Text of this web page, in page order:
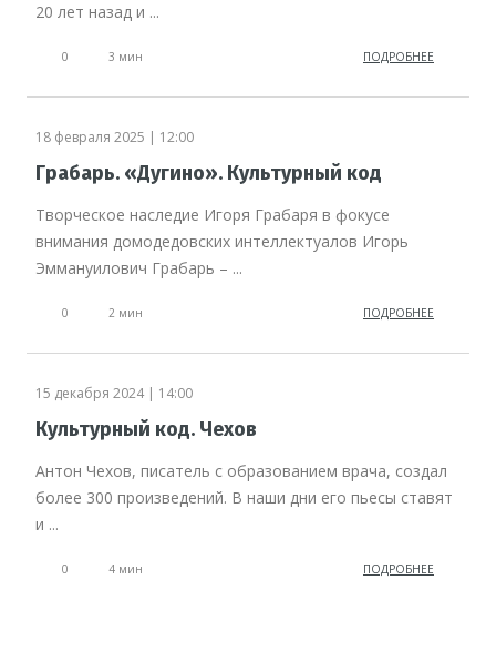
20 лет назад и ...
0 3 мин ПОДРОБНЕЕ
18 февраля 2025 | 12:00
Грабарь. «Дугино». Культурный код
Творческое наследие Игоря Грабаря в фокусе
внимания домодедовских интеллектуалов Игорь
Эммануилович Грабарь – ...
0 2 мин ПОДРОБНЕЕ
15 декабря 2024 | 14:00
Культурный код. Чехов
Антон Чехов, писатель с образованием врача, создал
более 300 произведений. В наши дни его пьесы ставят
и ...
0 4 мин ПОДРОБНЕЕ